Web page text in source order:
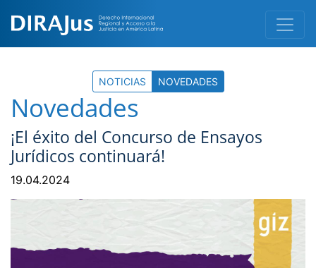
NOTICIAS NOVEDADES
Novedades
¡El éxito del Concurso de Ensayos
Jurídicos continuará!
19.04.2024